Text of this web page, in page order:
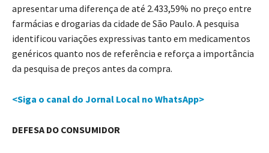
apresentar uma diferença de até 2.433,59% no preço entre
farmácias e drogarias da cidade de São Paulo. A pesquisa
identificou variações expressivas tanto em medicamentos
genéricos quanto nos de referência e reforça a importância
da pesquisa de preços antes da compra.
<Siga o canal do Jornal Local no WhatsApp>
DEFESA DO CONSUMIDOR